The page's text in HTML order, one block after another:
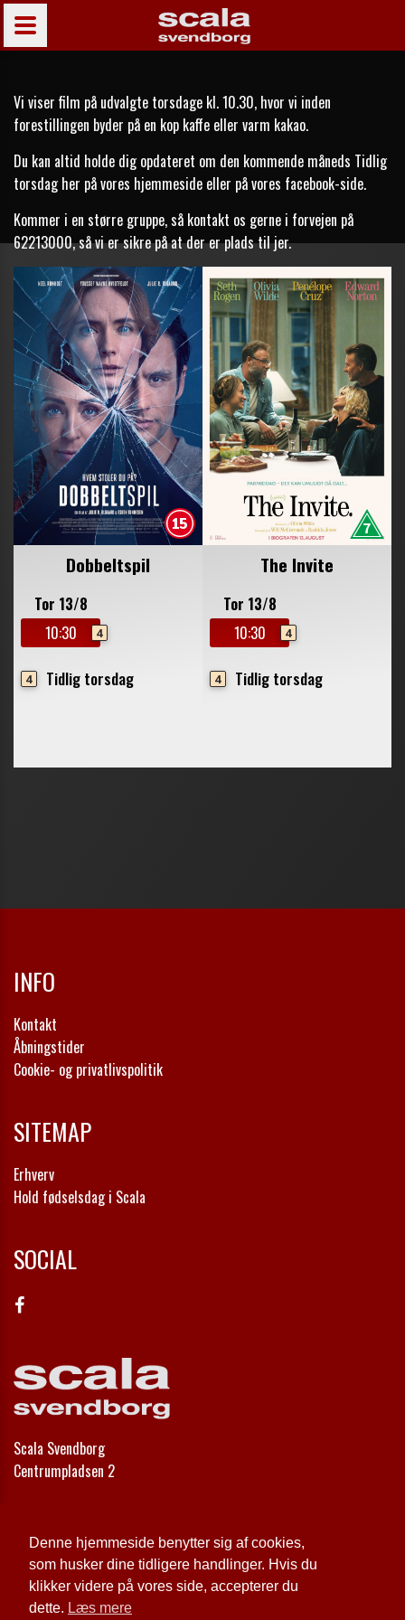
Denne hjemmeside benytter sig af cookies,
som husker dine tidligere handlinger. Hvis du
klikker videre på vores side, accepterer du
dette. Læs mere
Vi viser film på udvalgte torsdage kl. 10.30, hvor vi inden
forestillingen byder på en kop kaffe eller varm kakao.
Du kan altid holde dig opdateret om den kommende måneds Tidlig
torsdag her på vores hjemmeside eller på vores facebook-side.
Kommer i en større gruppe, så kontakt os gerne i forvejen på
62213000, så vi er sikre på at der er plads til jer.
INFO
Kontakt
Åbningstider
Cookie- og privatlivspolitik
SITEMAP
Erhverv
Hold fødselsdag i Scala
SOCIAL
Scala Svendborg
Centrumpladsen 2
Email: info@scala-svendborg.dk
Cookie- og privatlivspolitik